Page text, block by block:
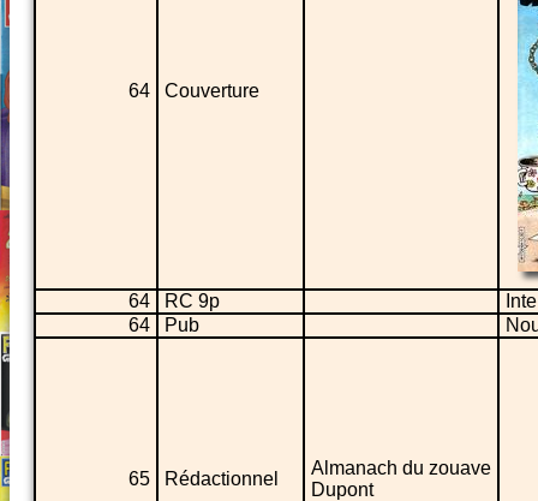
64 Couverture
64 RC 9p
64
Pub
65 Rédactionnel
Almanach du zouave
Dupont